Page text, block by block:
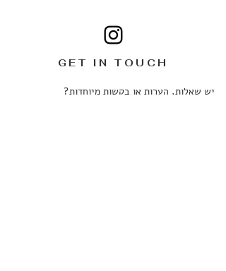
GET IN TOUCH
יש שאלות, הערות או בקשות מיוחדות?